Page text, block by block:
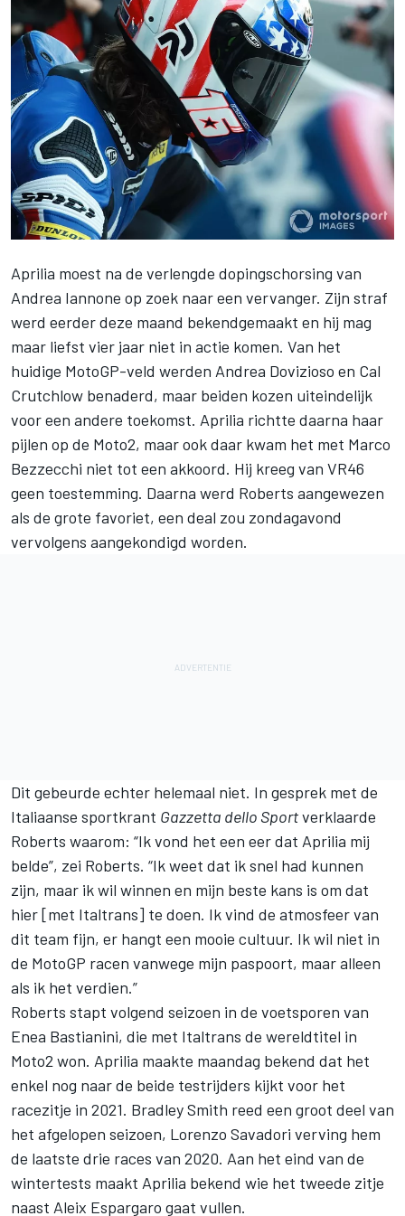
Aprilia moest na de verlengde dopingschorsing van
Andrea Iannone op zoek naar een vervanger. Zijn straf
werd eerder deze maand bekendgemaakt en hij mag
maar liefst vier jaar niet in actie komen. Van het
huidige MotoGP-veld werden Andrea Dovizioso en Cal
Crutchlow benaderd, maar beiden kozen uiteindelijk
voor een andere toekomst. Aprilia richtte daarna haar
pijlen op de Moto2, maar ook daar kwam het met Marco
Bezzecchi niet tot een akkoord. Hij kreeg van VR46
geen toestemming. Daarna werd Roberts aangewezen
als de grote favoriet, een deal zou zondagavond
vervolgens aangekondigd worden.
Dit gebeurde echter helemaal niet. In gesprek met de
Italiaanse sportkrant Gazzetta dello Sportverklaarde
Roberts waarom: “Ik vond het een eer dat Aprilia mij
belde”, zei Roberts. “Ik weet dat ik snel had kunnen
zijn, maar ik wil winnen en mijn beste kans is om dat
hier [met Italtrans] te doen. Ik vind de atmosfeer van
dit team fijn, er hangt een mooie cultuur. Ik wil niet in
de MotoGP racen vanwege mijn paspoort, maar alleen
als ik het verdien.”
Roberts stapt volgend seizoen in de voetsporen van
Enea Bastianini, die met Italtrans de wereldtitel in
Moto2 won. Aprilia maakte maandag bekend dat het
enkel nog naar de beide testrijders kijkt voor het
racezitje in 2021. Bradley Smith reed een groot deel van
het afgelopen seizoen, Lorenzo Savadori verving hem
de laatste drie races van 2020. Aan het eind van de
wintertests maakt Aprilia bekend wie het tweede zitje
naast Aleix Espargaro gaat vullen.